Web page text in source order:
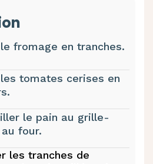
fromage en tranches.
tomates cerises en
le pain au grille-
four.
les tranches de